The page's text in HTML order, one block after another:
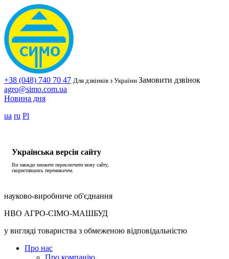
+38 (048) 740 70 47 Для дзвінків з України Замовити дзвінок
agro@simo.com.ua
Новина дня
ua ru Pl
Українська версія сайту
Ви завжди зможете переключити мову сайту,
скориставшись перемикачем.
науково-виробниче об'єднання
НВО АГРО-СІМО-МАШБУД
у вигляді товариства з обмеженою відповідальністю
Про нас
Про компанію